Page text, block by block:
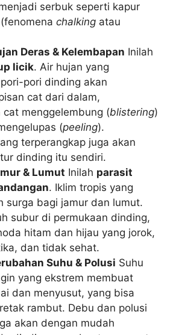
serbuk seperti kapur
chalking atau
Deras & Kelembapan Inilah
licik. Air hujan yang
pori dinding akan
cat dari dalam,
cat menggelembung (blistering)
(peeling).
terperangkap juga akan
dinding itu sendiri.
& Lumut Inilah parasit
. Iklim tropis yang
surga bagi jamur dan lumut.
subur di permukaan dinding,
hitam dan hijau yang jorok,
dan tidak sehat.
Suhu & Polusi Suhu
yang ekstrem membuat
dan menyusut, yang bisa
rambut. Debu dan polusi
akan dengan mudah